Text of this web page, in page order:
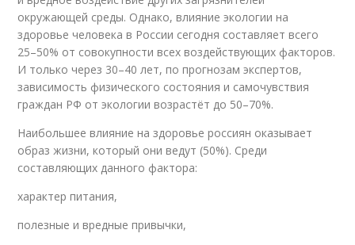
окружающей среды. Однако, влияние экологии на
здоровье человека в России сегодня составляет всего
25–50% от совокупности всех воздействующих факторов.
И только через 30–40 лет, по прогнозам экспертов,
зависимость физического состояния и самочувствия
граждан РФ от экологии возрастёт до 50–70%.
Наибольшее влияние на здоровье россиян оказывает
образ жизни, который они ведут (50%). Среди
составляющих данного фактора:
характер питания,
полезные и вредные привычки,